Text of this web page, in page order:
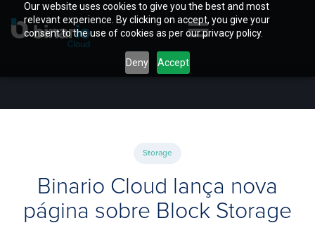
Our website uses cookies to give you the best and most
relevant experience. By clicking on accept, you give your
consent to the use of cookies as per our privacy policy.
Deny Accept
Storage
Binario Cloud lança nova
página sobre Block Storage